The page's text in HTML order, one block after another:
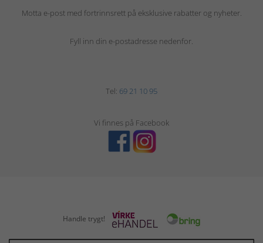
Motta e-post med fortrinnsrett på eksklusive rabatter og nyheter.
Fyll inn din e-postadresse nedenfor.
Tel: 69 21 10 95
Vi finnes på Facebook
Handle trygt!